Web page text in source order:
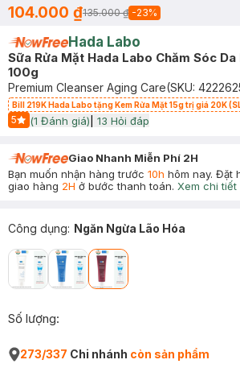
104.000 ₫135.000 ₫ -23%
Hada Labo
Sữa Rửa Mặt Hada Labo Chăm Sóc
100g
Premium Cleanser Aging Care(SKU:
Bill 219K Hada Labo tặng Kem Rửa Mặt 15g trị giá 20K
5
Start Icon
(1 Đánh giá) 13 Hỏi đáp
Giao Nhanh Miễn Phí 2H
Bạn muốn nhận hàng trước 10h hôm nay. Đặt
giao hàng 2H ở bước thanh toán. Xem chi tiết
Công dụng: Ngăn Ngừa Lão Hóa
Số lượng:
273/337 Chi nhánh còn sản phẩm